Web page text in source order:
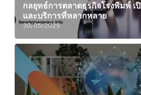
กลยุทธ์การตลาดธุรกิจโรงพิมพ์
และบริการที่หลากหลาย
30/05/2025